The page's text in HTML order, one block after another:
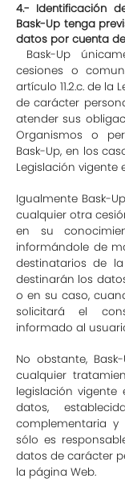
4.- Identificación
Bask-Up tenga
datos por cuenta
Bask-Up
cesiones o
artículo 11.2.c. de
de carácter
atender sus
Organismos o
Bask-Up, en los
Legislación
Igualmente Bask-
cualquier otra
en su
informándole de
destinatarios de
destinarán los
o en su caso,
solicitará el
informado al
No obstante,
cualquier
legislación
datos,
complementaria y
sólo es
datos de carácter
la página Web.